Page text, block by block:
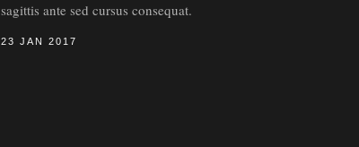
sagittis ante sed cursus consequat.
23 JAN 2017